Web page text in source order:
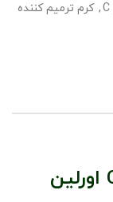
, کرم ترمیم کننده